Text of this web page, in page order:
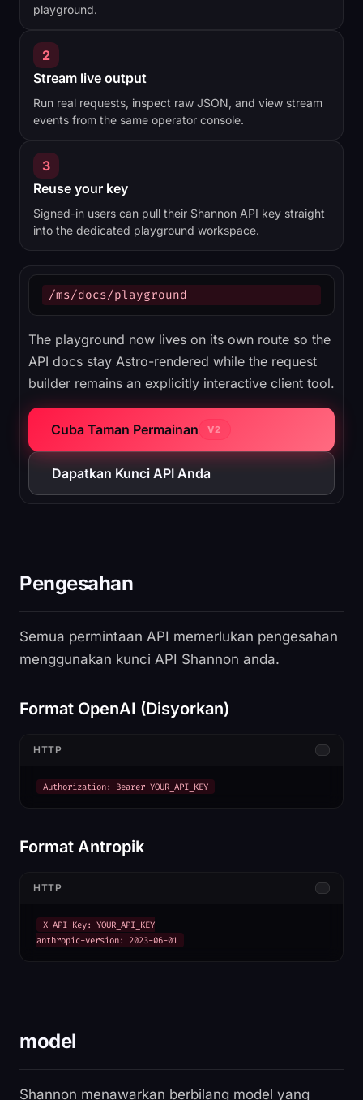
playground.
2
Stream live output
Run real requests, inspect raw JSON, and view stream
events from the same operator console.
3
Reuse your key
Signed-in users can pull their Shannon API key straight
into the dedicated playground workspace.
/ms/docs/playground
The playground now lives on its own route so the
API docs stay Astro-rendered while the request
builder remains an explicitly interactive client tool.
Cuba Taman Permainan V2
Dapatkan Kunci API Anda
Pengesahan
Semua permintaan API memerlukan pengesahan
menggunakan kunci API Shannon anda.
Format OpenAI (Disyorkan)
HTTP
Authorization: Bearer YOUR_API_KEY
Format Antropik
HTTP
X-API-Key: YOUR_API_KEY
anthropic-version: 2023-06-01
model
Shannon menawarkan berbilang model yang